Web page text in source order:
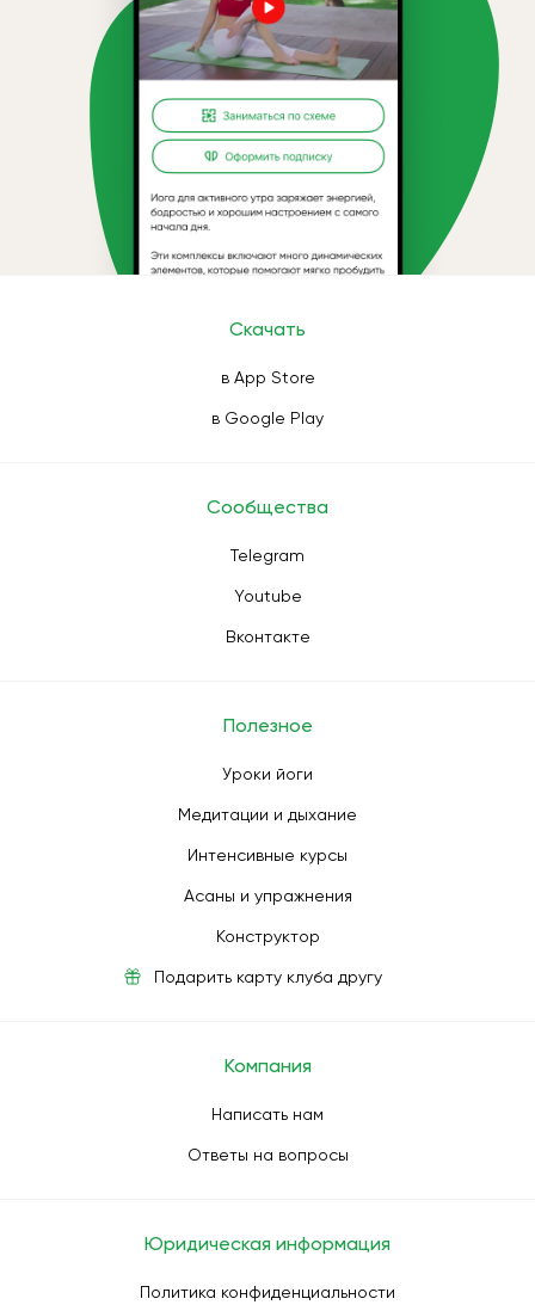
Скачать
в App Store
в Google Play
Сообщества
Telegram
Youtube
Вконтакте
Полезное
Уроки йоги
Медитации и дыхание
Интенсивные курсы
Асаны и упражнения
Конструктор
Подарить карту клуба другу
Компания
Написать нам
Ответы на вопросы
Юридическая информация
Политика конфиденциальности